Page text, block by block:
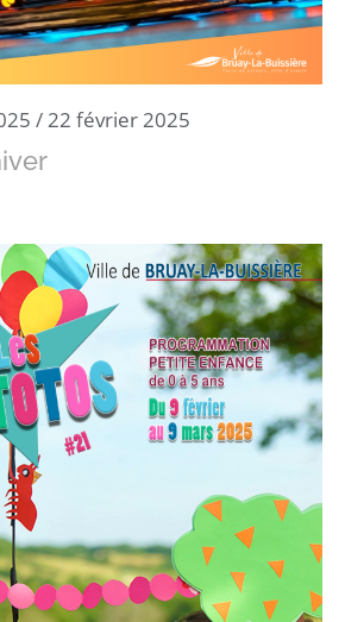
/22 février 2025